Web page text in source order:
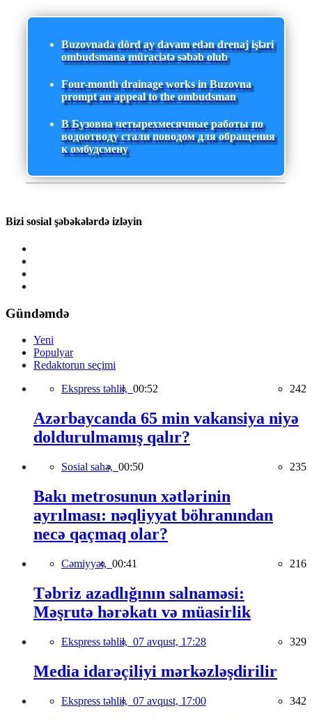
Buzovnada dörd ay davam edən drenaj işləri
ombudsmana müraciətə səbəb olub
Four-month drainage works in Buzovna
prompt an appeal to the ombudsman
В Бузовна четырехмесячные работы по
водоотводу стали поводом для обращения
к омбудсмену
Bizi sosial şəbəkələrdə izləyin
Gündəmdə
Yeni
Populyar
Redaktorun seçimi
Ekspress təhlil, 00:52 242
Azərbaycanda 65 min vakansiya niyə
doldurulmamış qalır?
Sosial sahə, 00:50 235
Bakı metrosunun xətlərinin
ayrılması: nəqliyyat böhranından
necə qaçmaq olar?
Cəmiyyət, 00:41 216
Təbriz azadlığının salnaməsi:
Məşrutə hərəkatı və müasirlik
Ekspress təhlil, 07 avqust, 17:28 329
Media idarəçiliyi mərkəzləşdirilir
Ekspress təhlil, 07 avqust, 17:00 342